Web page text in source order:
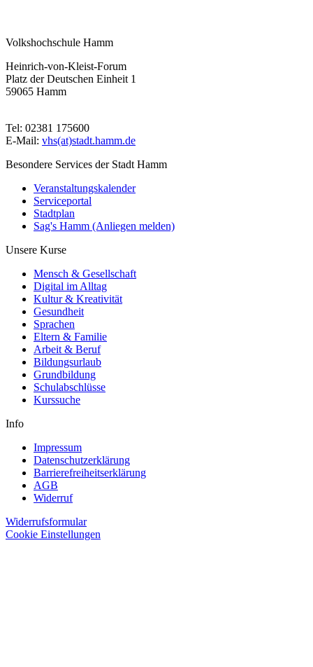
Volkshochschule Hamm
Heinrich-von-Kleist-Forum
Platz der Deutschen Einheit 1
59065 Hamm
Tel: 02381 175600
E-Mail: vhs(at)stadt.hamm.de
Besondere Services der Stadt Hamm
Veranstaltungskalender
Serviceportal
Stadtplan
Sag's Hamm (Anliegen melden)
Unsere Kurse
Mensch & Gesellschaft
Digital im Alltag
Kultur & Kreativität
Gesundheit
Sprachen
Eltern & Familie
Arbeit & Beruf
Bildungsurlaub
Grundbildung
Schulabschlüsse
Kurssuche
Info
Impressum
Datenschutzerklärung
Barrierefreiheitserklärung
AGB
Widerruf
Widerrufsformular
Cookie Einstellungen